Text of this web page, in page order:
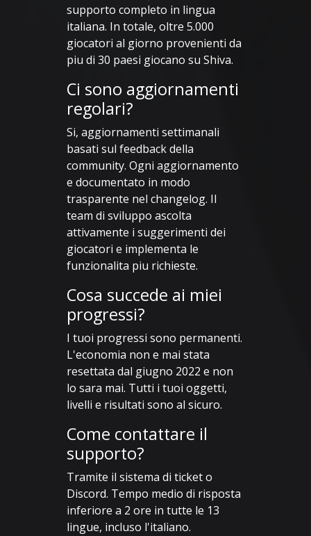
supporto completo in lingua
italiana. In totale, oltre 5.000
giocatori al giorno provenienti da
piu di 30 paesi giocano su Shiva.
Ci sono aggiornamenti
regolari?
Si, aggiornamenti settimanali
basati sul feedback della
community. Ogni aggiornamento
e documentato in modo
trasparente nel changelog. Il
team di sviluppo ascolta
attivamente i suggerimenti dei
giocatori e implementa le
funzionalita piu richieste.
Cosa succede ai miei
progressi?
I tuoi progressi sono permanenti.
L'economia non e mai stata
resettata dal giugno 2022 e non
lo sara mai. Tutti i tuoi oggetti,
livelli e risultati sono al sicuro.
Come contattare il
supporto?
Tramite il sistema di ticket o
Discord. Tempo medio di risposta
inferiore a 2 ore in tutte le 13
lingue, incluso l'italiano.